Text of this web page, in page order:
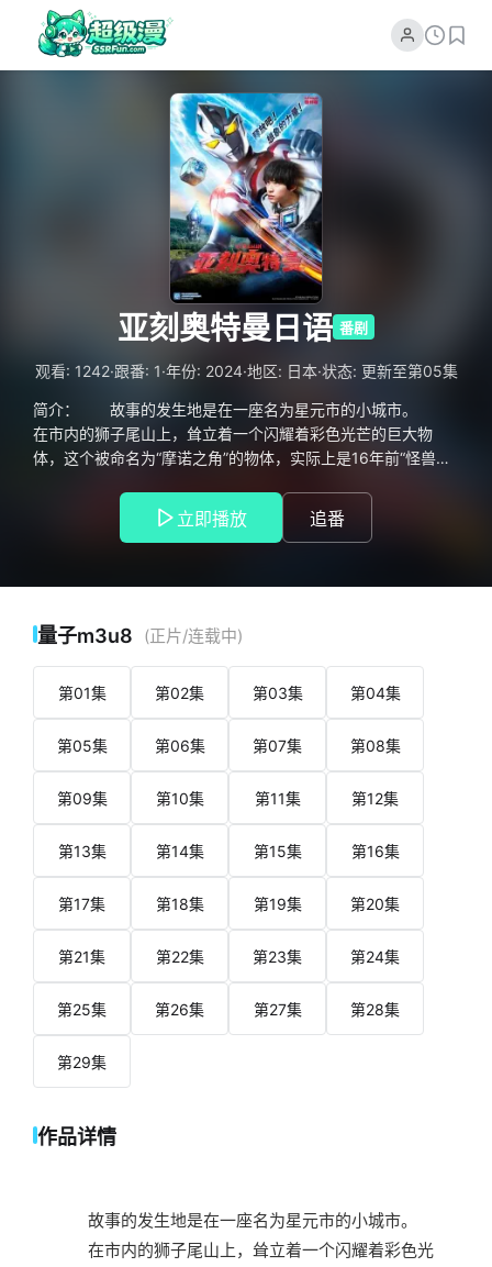
亚刻奥特曼日语 番剧
观看: 1242·跟番: 1·年份: 2024·地区: 日本·状态: 更新至第05集
简介： 故事的发生地是在一座名为星元市的小城市。
在市内的狮子尾山上，耸立着一个闪耀着彩色光芒的巨大物
体，这个被命名为“摩诺之角”的物体，实际上是16年前“怪兽之
同时出现怪兽的“怪兽之日”事件发生之后，怪兽灾害开始变得日
常。日本的地球防卫队开始以武力对付怪兽的同时，怪兽防灾
日，还在不停地调查“怪兽之日”出现的原因和城市中的“摩诺之
了研究怪兽生物学的道路。虽然有着痛苦的过去，但优马没有
失去梦想，他依靠“想象的力量”成长起来，作为新手调查员加入
了“SKIP”，被分配到了星元市分所。 就在这时，星元市发
生了大规模的怪兽灾害。“想要保护眼前这些穷途末路的人们!”
这个强烈而直接的想法从心底涌出的瞬间，“优马”的脑海中出现
了儿时见过的光之使者“卢提昂”在和他说话：“我就是你，你就
是我... ... 释放你的想象力!” 出现在手中的神秘之光包裹住
来的光之巨人“亚刻奥特曼”变身! 优马以及亚刻奥特曼与重要的
伙伴一起，追逐着永不停歇的梦想，从现在开始奔跑!
立即播放 追番
量子m3u8 (正片/连载中)
第01集 第02集 第03集 第04集
第05集 第06集 第07集 第08集
第09集 第10集 第11集 第12集
第13集 第14集 第15集 第16集
第17集 第18集 第19集 第20集
第21集 第22集 第23集 第24集
第25集 第26集 第27集 第28集
第29集
作品详情
故事的发生地是在一座名为星元市的小城市。
在市内的狮子尾山上，耸立着一个闪耀着彩色光